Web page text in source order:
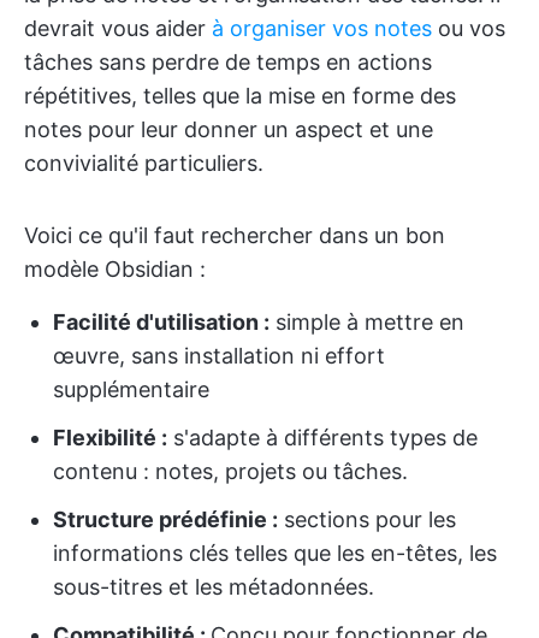
devrait vous aider à organiser vos notes ou vos
tâches sans perdre de temps en actions
répétitives, telles que la mise en forme des
notes pour leur donner un aspect et une
convivialité particuliers.
Voici ce qu'il faut rechercher dans un bon
modèle Obsidian :
Facilité d'utilisation : simple à mettre en
œuvre, sans installation ni effort
supplémentaire
Flexibilité : s'adapte à différents types de
contenu : notes, projets ou tâches.
Structure prédéfinie : sections pour les
informations clés telles que les en-têtes, les
sous-titres et les métadonnées.